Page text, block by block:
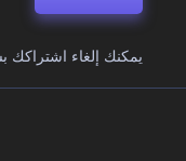
يمكنك إلغاء